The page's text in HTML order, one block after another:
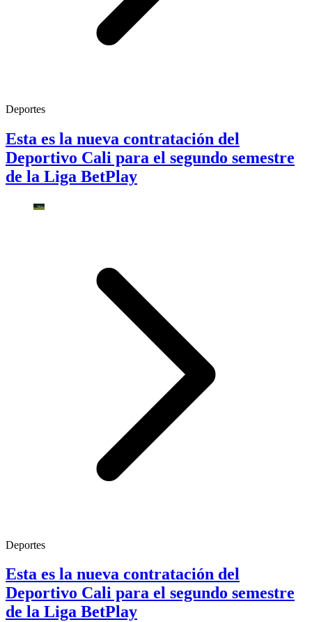
Deportes
Esta es la nueva contratación del
Deportivo Cali para el segundo semestre
de la Liga BetPlay
Deportes
Esta es la nueva contratación del
Deportivo Cali para el segundo semestre
de la Liga BetPlay